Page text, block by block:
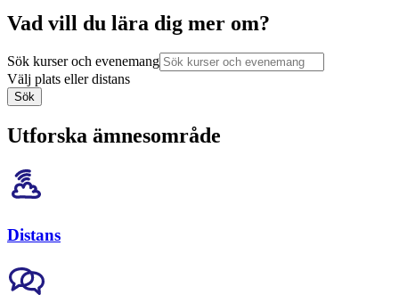
Vad vill du lära dig mer om?
Sök kurser och evenemang
Välj plats eller distans
Sök
Utforska ämnesområde
Distans